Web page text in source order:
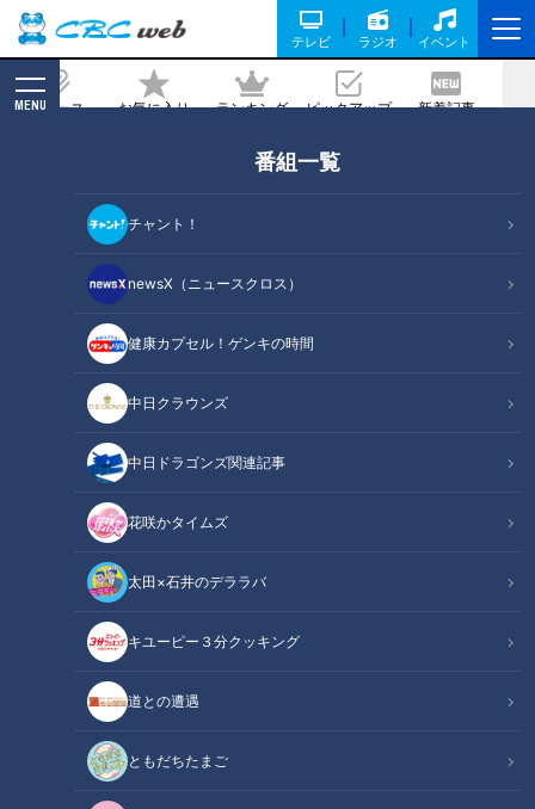
テレビ ラジオ イベント
ニュース お気に入り ランキング ピックアップ 新着記事
MENU
番組一覧
チャント！
newsX（ニュースクロス）
健康カプセル！ゲンキの時間
中日クラウンズ
中日ドラゴンズ関連記事
花咲かタイムズ
太田×石井のデララバ
キユーピー３分クッキング
道との遭遇
ともだちたまご
ヂラブ村上絶賛！ 岐阜県『中津商業高
校』スイーツ開発から販売でマーケティ
ングを学ぶ
記事に戻る
CBCテレビ『チャント！』マヂ学校に向かいます
この記事の画像（全8枚）